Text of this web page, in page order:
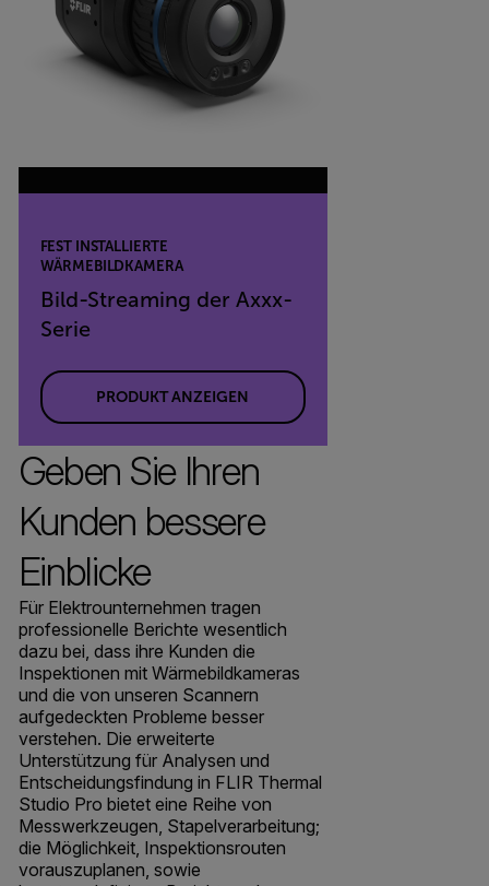
FEST INSTALLIERTE
WÄRMEBILDKAMERA
Bild-Streaming der Axxx-
Serie
PRODUKT ANZEIGEN
Geben Sie Ihren
Kunden bessere
Einblicke
Für Elektrounternehmen tragen
professionelle Berichte wesentlich
dazu bei, dass ihre Kunden die
Inspektionen mit Wärmebildkameras
und die von unseren Scannern
aufgedeckten Probleme besser
verstehen. Die erweiterte
Unterstützung für Analysen und
Entscheidungsfindung in FLIR Thermal
Studio Pro bietet eine Reihe von
Messwerkzeugen, Stapelverarbeitung;
die Möglichkeit, Inspektionsrouten
vorauszuplanen, sowie